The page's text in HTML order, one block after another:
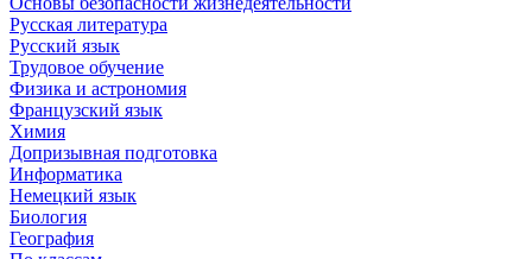
Русская литература
Русский язык
Трудовое обучение
Физика и астрономия
Французский язык
Химия
Допризывная подготовка
Информатика
Немецкий язык
Биология
География